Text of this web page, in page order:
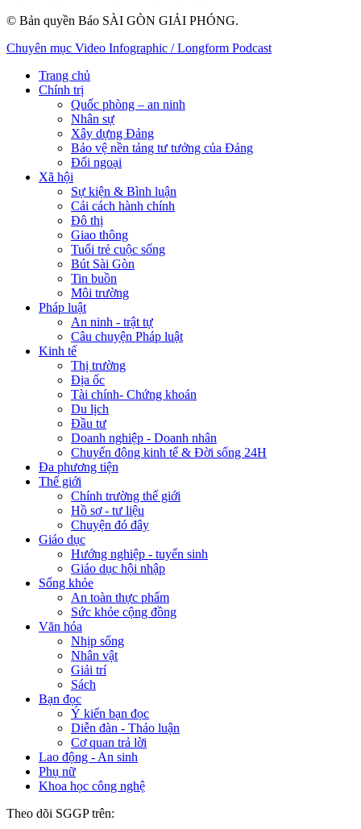
© Bản quyền Báo SÀI GÒN GIẢI PHÓNG.
Chuyên mục Video Infographic / Longform Podcast
Trang chủ
Chính trị
Quốc phòng – an ninh
Nhân sự
Xây dựng Đảng
Bảo vệ nền tảng tư tưởng của Đảng
Đối ngoại
Xã hội
Sự kiện & Bình luận
Cải cách hành chính
Đô thị
Giao thông
Tuổi trẻ cuộc sống
Bút Sài Gòn
Tin buồn
Môi trường
Pháp luật
An ninh - trật tự
Câu chuyện Pháp luật
Kinh tế
Thị trường
Địa ốc
Tài chính- Chứng khoán
Du lịch
Đầu tư
Doanh nghiệp - Doanh nhân
Chuyển động kinh tế & Đời sống 24H
Đa phương tiện
Thế giới
Chính trường thế giới
Hồ sơ - tư liệu
Chuyện đó đây
Giáo dục
Hướng nghiệp - tuyển sinh
Giáo dục hội nhập
Sống khỏe
An toàn thực phẩm
Sức khỏe cộng đồng
Văn hóa
Nhịp sống
Nhân vật
Giải trí
Sách
Bạn đọc
Ý kiến bạn đọc
Diễn đàn - Thảo luận
Cơ quan trả lời
Lao động - An sinh
Phụ nữ
Khoa học công nghệ
Theo dõi SGGP trên: